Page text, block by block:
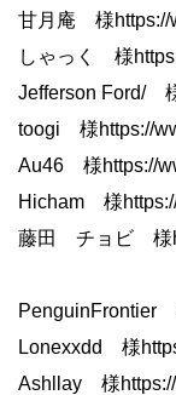
甘月庵 様https://
しゃっく 様
Jefferson Ford/
toogi 様https://
Au46 様https://
Hicham 様
藤田 チョビ 様
https://
PenguinFrontier
Lonexxdd 様
Ashllay 様https://